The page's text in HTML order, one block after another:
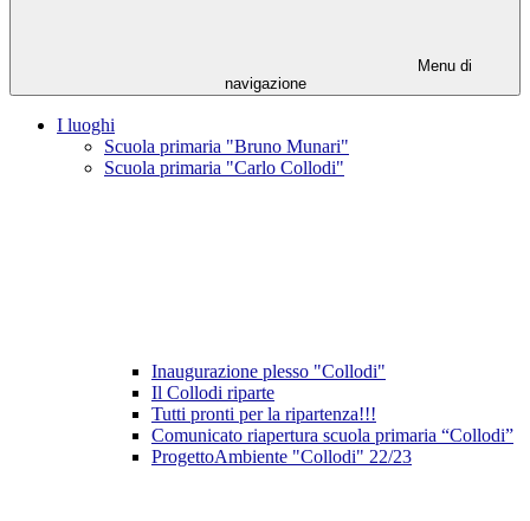
Menu di
navigazione
I luoghi
Scuola primaria "Bruno Munari"
Scuola primaria "Carlo Collodi"
Inaugurazione plesso "Collodi"
Il Collodi riparte
Tutti pronti per la ripartenza!!!
Comunicato riapertura scuola primaria “Collodi”
ProgettoAmbiente "Collodi" 22/23